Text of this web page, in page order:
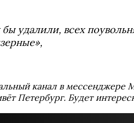
бы удалили, всех
канал в мессенджере
Петербург. Будет